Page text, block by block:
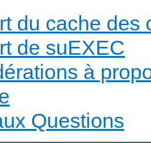
du cache des
de suEXEC
à
Questions